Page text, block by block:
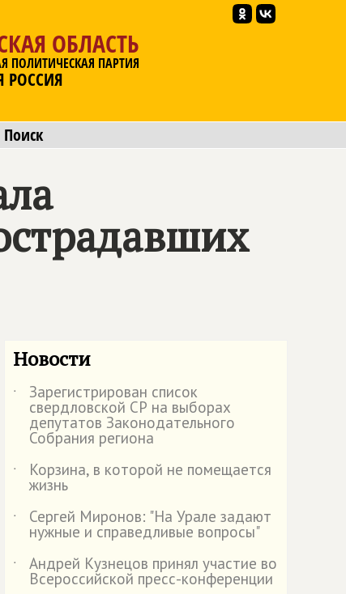
ОБЛАСТЬ
ПОЛИТИЧЕСКАЯ ПАРТИЯ
РОССИЯ
Поиск
Новости
˙ Зарегистрирован список
свердловской СР на выборах
депутатов Законодательного
Собрания региона
˙
Корзина, в которой не помещается
жизнь
˙
Сергей Миронов: "На Урале задают
нужные и справедливые вопросы"
˙
Андрей Кузнецов принял участие во
Всероссийской пресс-конференции